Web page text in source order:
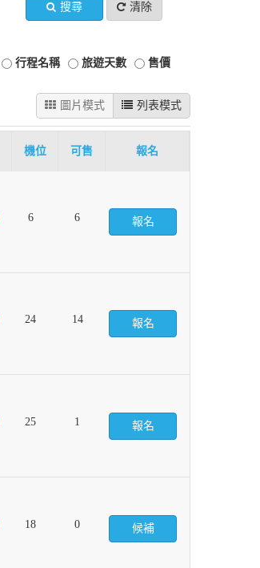
搜尋 清除
行程名稱 旅遊天數 售價
圖片模式 列表模式
機位 可售 報名
6 6 報名
24 14 報名
25 1 報名
18 0 候補